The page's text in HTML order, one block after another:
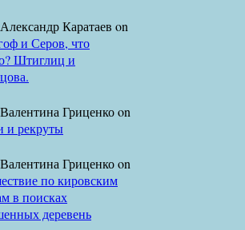
Александр Каратаев on
и Серов, что
Штиглиц и
Валентина Гриценкоon
и рекруты
Валентина Гриценкоon
по кировским
в поисках
деревень